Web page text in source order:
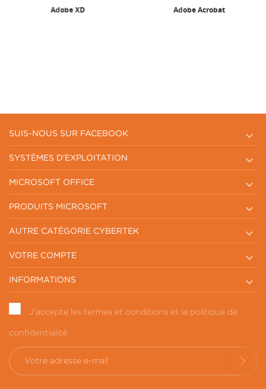
Adobe XD Adobe Acrobat
SUIS-NOUS SUR FACEBOOK 
SYSTÈMES D'EXPLOITATION 
MICROSOFT OFFICE 
PRODUITS MICROSOFT 
AUTRE CATÉGORIE CYBERTEK 
VOTRE COMPTE 
INFORMATIONS 
J'accepte les termes et conditions et la politique de
confidentialité